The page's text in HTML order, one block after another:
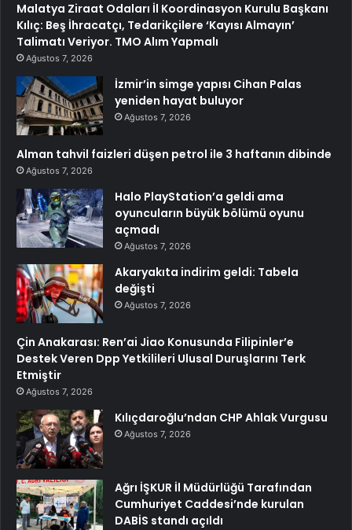
Malatya Ziraat Odaları İl Koordinasyon Kurulu Başkanı
Kılıç: Beş İhracatçı, Tedarikçilere ‘Kayısı Almayın’
Talimatı Veriyor. TMO Alım Yapmalı
Ağustos 7, 2026
İzmir’in simge yapısı Cihan Palas
yeniden hayat buluyor
Ağustos 7, 2026
Alman tahvil faizleri düşen petrol ile 3 haftanın dibinde
Ağustos 7, 2026
Halo PlayStation’a geldi ama
oyuncuların büyük bölümü oyunu
açmadı
Ağustos 7, 2026
Akaryakıta indirim geldi: Tabela
değişti
Ağustos 7, 2026
Çin Anakarası: Ren’ai Jiao Konusunda Filipinler’e
Destek Veren Dpp Yetkilileri Ulusal Duruşlarını Terk
Etmiştir
Ağustos 7, 2026
Kılıçdaroğlu’ndan CHP Ahlak Vurgusu
Ağustos 7, 2026
Ağrı İŞKUR İl Müdürlüğü Tarafından
Cumhuriyet Caddesi’nde kurulan
DABİS standı açıldı